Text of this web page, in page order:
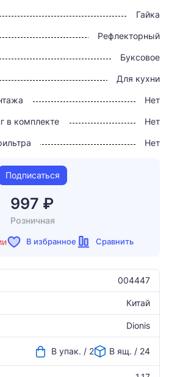
Гайка
Рефлекторный
Буксовое
Для кухни
Нет
в комплекте Нет
Нет
Подписаться
997 ₽
Розничная
В избранное Сравнить
004447
Китай
Dionis
В упак. / 2 В ящ. / 24